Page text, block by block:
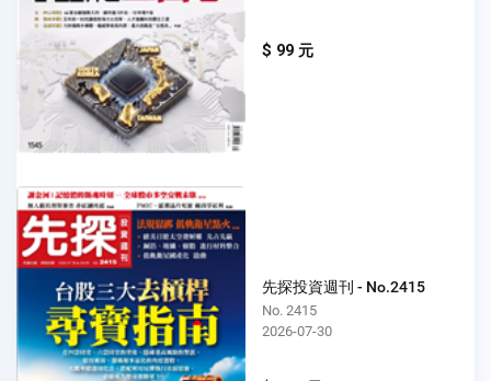
$ 99 元
先探投資週刊 - No.2415
No. 2415
2026-07-30